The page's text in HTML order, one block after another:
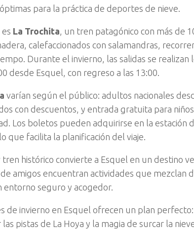
para la práctica de deportes de nieve.
La Trochita , un tren patagónico con más de
calefaccionados con salamandras,
Durante el invierno, las salidas se realizan
desde Esquel, con regreso a las 13:00.
varían según el público: adultos nacionales
con descuentos, y entrada gratuita para
Los boletos pueden adquirirse en la estación
que facilita la planificación del viaje.
histórico convierte a Esquel en un destino
amigos encuentran actividades que mezclan
seguro y acogedor.
de invierno en Esquel ofrecen un plan
pistas de La Hoya y la magia de surcar la